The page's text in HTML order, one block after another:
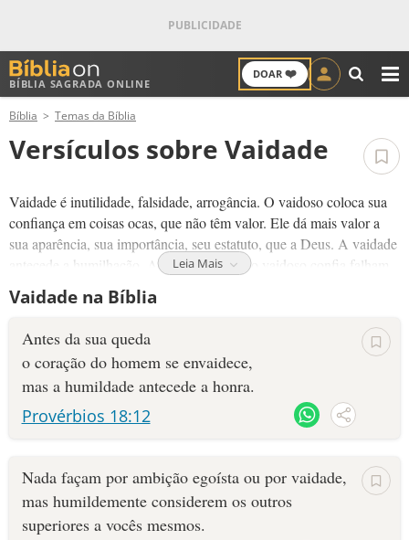
BÍBLIA SAGRADA ONLINE
DOAR ❤️
ANTIGO TESTAMENTO
VERSÍCULOS
VERSÍCULO DO DIA
PALAVRA DO DIA
SALMO DO DIA
DEVOCIONAL DIÁRIO
ESTUDOS BÍBLICOS
ESBOÇOS DE PREGAÇÃO
Bíblia Temas da Bíblia
Versículos sobre Vaidade
Vaidade é inutilidade, falsidade, arrogância. O vaidoso coloca sua
confiança em coisas ocas, que não têm valor. Ele dá mais valor a
sua aparência, sua importância, seu estatuto, que a Deus. A vaidade
antecede a humilhação. As coisas em que o vaidoso confia falham.
O contrário da vaidade é humildade. Deus abençoa a humildade. O
entende que tudo vem de Deus. O humilde dá valor a si mesmo,
mas não se coloca acima de Deus.
Leia Mais
Vaidade na Bíblia
Antes da sua queda
o coração do homem se envaidece,
mas a humildade antecede a honra.
Provérbios 18:12
Nada façam por ambição egoísta ou por vaidade,
mas humildemente considerem os outros
superiores a vocês mesmos.